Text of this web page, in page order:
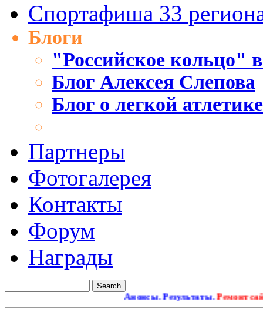
Спортафиша 33
Блоги
"Российское кольцо"
Блог Алексея Слепова
Блог о легкой
Партнеры
Фотогалерея
Контакты
Форум
Награды
Анонсы. Результаты.Ремонт сайта